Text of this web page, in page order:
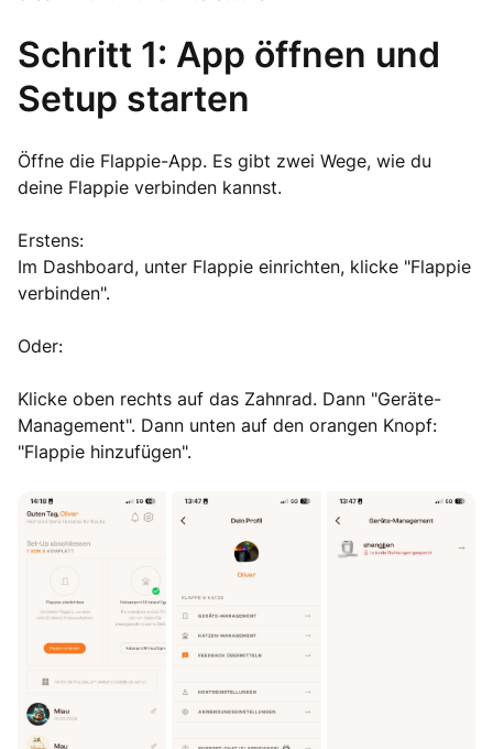
Schritt 1: App öffnen und
Setup starten
Öffne die Flappie-App. Es gibt zwei Wege, wie du
deine Flappie verbinden kannst.
Erstens:
Im Dashboard, unter Flappie einrichten, klicke "Flappie
verbinden".
Oder:
Klicke oben rechts auf das Zahnrad. Dann "Geräte-
Management". Dann unten auf den orangen Knopf:
"Flappie hinzufügen".